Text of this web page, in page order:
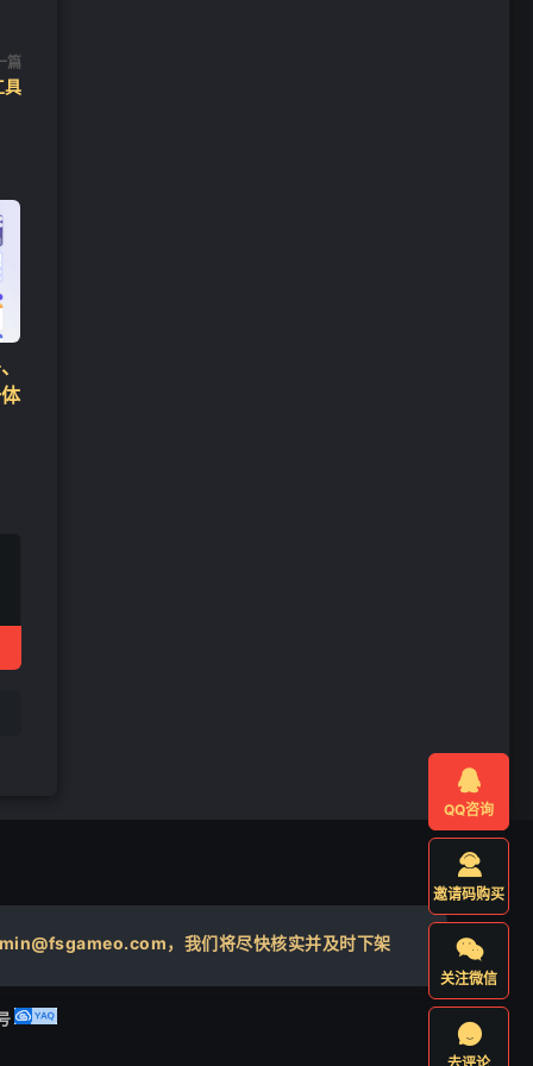
篇
具
，我们将尽快核实并及时下架

QQ咨询

邀请码购买

关注微信
